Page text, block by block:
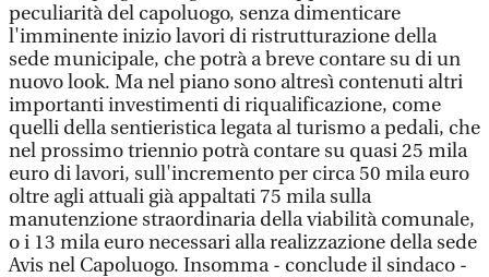
peculiarità del capoluogo, senza dimenticare
l'imminente inizio lavori di ristrutturazione della
sede municipale, che potrà a breve contare su di un
nuovo look. Ma nel piano sono altresì contenuti altri
importanti investimenti di riqualificazione, come
quelli della sentieristica legata al turismo a pedali, che
nel prossimo triennio potrà contare su quasi 25 mila
euro di lavori, sull'incremento per circa 50 mila euro
oltre agli attuali già appaltati 75 mila sulla
manutenzione straordinaria della viabilità comunale,
o i 13 mila euro necessari alla realizzazione della sede
Avis nel Capoluogo. Insomma - conclude il sindaco -